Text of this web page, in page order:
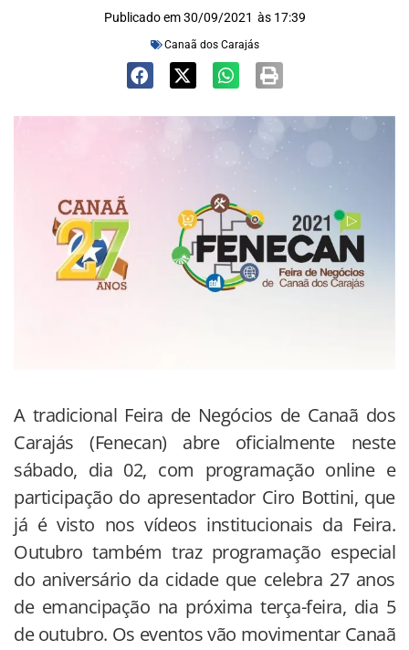
Publicado em 30/09/2021 às 17:39
Canaã dos Carajás
A tradicional Feira de Negócios de Canaã dos
Carajás (Fenecan) abre oficialmente neste
sábado, dia 02, com programação online e
participação do apresentador Ciro Bottini, que
já é visto nos vídeos institucionais da Feira.
Outubro também traz programação especial
do aniversário da cidade que celebra 27 anos
de emancipação na próxima terça-feira, dia 5
de outubro. Os eventos vão movimentar Canaã